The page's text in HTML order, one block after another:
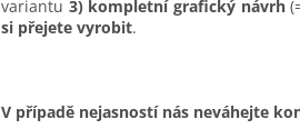
variantu 3) kompletní grafický návrh
si přejete vyrobit.
V případě nejasností nás neváhejte